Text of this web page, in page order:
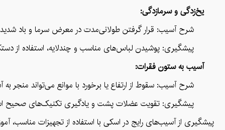
یخ‌زدگی و سرمازدگی:
شرح آسیب: قرار گرفتن طولانی‌مدت در معرض سرما و باد شدید
پیشگیری: پوشیدن لباس‌های مناسب و چندلایه، استفاده از
آسیب به ستون فقرات:
شرح آسیب: سقوط از ارتفاع یا برخورد با موانع می‌تواند منجر
پیشگیری: تقویت عضلات پشت و یادگیری تکنیک‌های صحیح اسکی
پیشگیری از آسیب‌های رایج در اسکی با استفاده از تجهیزات